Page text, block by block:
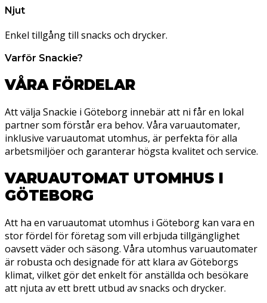
Njut
Enkel tillgång till snacks och drycker.
Varför Snackie?
VÅRA FÖRDELAR
Att välja Snackie i Göteborg innebär att ni får en lokal
partner som förstår era behov. Våra varuautomater,
inklusive varuautomat utomhus, är perfekta för alla
arbetsmiljöer och garanterar högsta kvalitet och service.
VARUAUTOMAT UTOMHUS I
GÖTEBORG
Att ha en varuautomat utomhus i Göteborg kan vara en
stor fördel för företag som vill erbjuda tillgänglighet
oavsett väder och säsong. Våra utomhus varuautomater
är robusta och designade för att klara av Göteborgs
klimat, vilket gör det enkelt för anställda och besökare
att njuta av ett brett utbud av snacks och drycker.